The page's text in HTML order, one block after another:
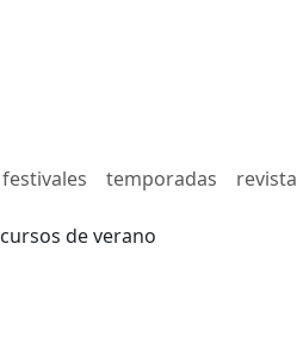
festivales temporadas
cursos de verano